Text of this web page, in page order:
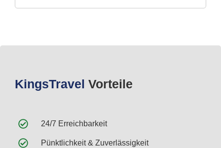
KingsTravel Vorteile
24/7 Erreichbarkeit
Pünktlichkeit & Zuverlässigkeit